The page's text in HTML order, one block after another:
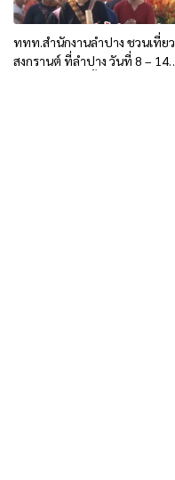
ททท.สำนักงานลำปาง ชวนเที่ยว
สงกรานต์ ที่ลำปาง วันที่ 8 – 14